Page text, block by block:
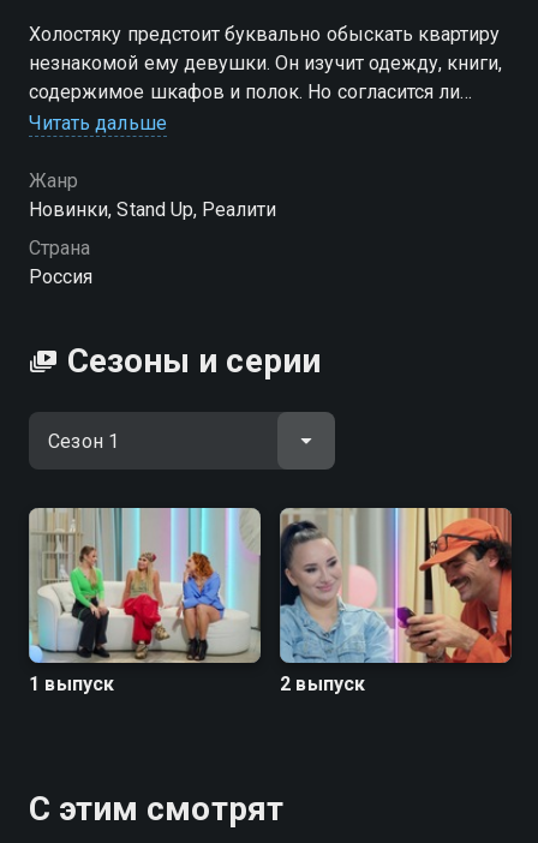
Холостяку предстоит буквально обыскать квартиру
незнакомой ему девушки. Он изучит одежду, книги,
содержимое шкафов и полок. Но согласится ли
девушка на свидание после ответного обыска у
блогеры Илья Куруч, Вика Чума и фэшн-эксперт
Даниил Грачев.
Посмотреть онлайн 1 сезон сериала Богиня сыска
Читать дальше
Жанр
Новинки, Stand Up, Реалити
Страна
Россия
Сезоны и серии
1 выпуск 2 выпуск
С этим смотрят